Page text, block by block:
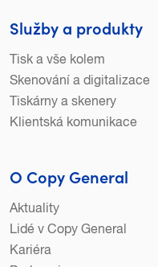
Služby a produkty
Tisk a vše kolem
Skenování a digitalizace
Tiskárny a skenery
Klientská komunikace
O Copy General
Aktuality
Lidé v Copy General
Kariéra